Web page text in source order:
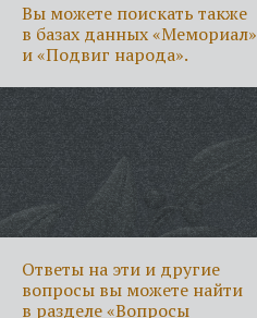
Вы можете поискать также
в базах данных «Мемориал»
и «Подвиг народа».
Ответы на эти и другие
вопросы вы можете найти
в разделе«Вопросы